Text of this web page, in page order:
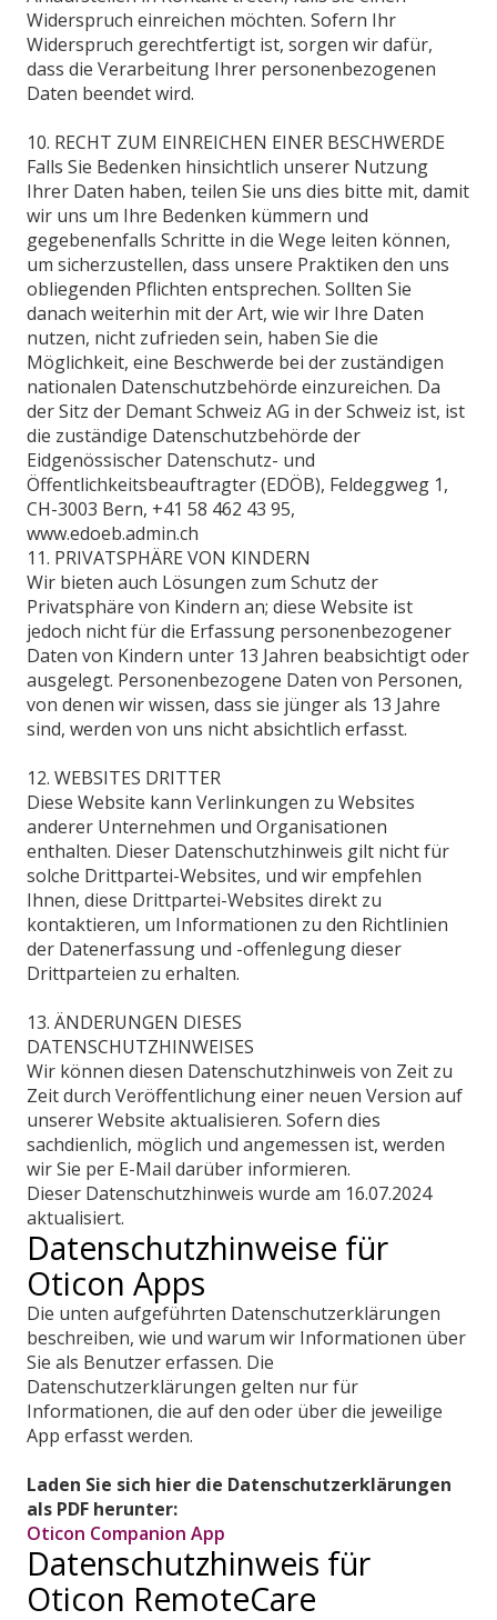
Widerspruch einreichen möchten. Sofern Ihr
Widerspruch gerechtfertigt ist, sorgen wir dafür,
dass die Verarbeitung Ihrer personenbezogenen
Daten beendet wird.
10. RECHT ZUM EINREICHEN EINER BESCHWERDE
Falls Sie Bedenken hinsichtlich unserer Nutzung
Ihrer Daten haben, teilen Sie uns dies bitte mit, damit
wir uns um Ihre Bedenken kümmern und
gegebenenfalls Schritte in die Wege leiten können,
um sicherzustellen, dass unsere Praktiken den uns
obliegenden Pflichten entsprechen. Sollten Sie
danach weiterhin mit der Art, wie wir Ihre Daten
nutzen, nicht zufrieden sein, haben Sie die
Möglichkeit, eine Beschwerde bei der zuständigen
nationalen Datenschutzbehörde einzureichen. Da
der Sitz der Demant Schweiz AG in der Schweiz ist, ist
die zuständige Datenschutzbehörde der
Eidgenössischer Datenschutz- und
Öffentlichkeitsbeauftragter (EDÖB), Feldeggweg 1,
CH-3003 Bern, +41 58 462 43 95,
www.edoeb.admin.ch
11. PRIVATSPHÄRE VON KINDERN
Wir bieten auch Lösungen zum Schutz der
Privatsphäre von Kindern an; diese Website ist
jedoch nicht für die Erfassung personenbezogener
Daten von Kindern unter 13 Jahren beabsichtigt oder
ausgelegt. Personenbezogene Daten von Personen,
von denen wir wissen, dass sie jünger als 13 Jahre
sind, werden von uns nicht absichtlich erfasst.
12. WEBSITES DRITTER
Diese Website kann Verlinkungen zu Websites
anderer Unternehmen und Organisationen
enthalten. Dieser Datenschutzhinweis gilt nicht für
solche Drittpartei-Websites, und wir empfehlen
Ihnen, diese Drittpartei-Websites direkt zu
kontaktieren, um Informationen zu den Richtlinien
der Datenerfassung und -offenlegung dieser
Drittparteien zu erhalten.
13. ÄNDERUNGEN DIESES
DATENSCHUTZHINWEISES
Wir können diesen Datenschutzhinweis von Zeit zu
Zeit durch Veröffentlichung einer neuen Version auf
unserer Website aktualisieren. Sofern dies
sachdienlich, möglich und angemessen ist, werden
wir Sie per E-Mail darüber informieren.
Dieser Datenschutzhinweis wurde am 16.07.2024
aktualisiert.
Datenschutzhinweise für
Oticon Apps
Die unten aufgeführten Datenschutzerklärungen
beschreiben, wie und warum wir Informationen über
Sie als Benutzer erfassen. Die
Datenschutzerklärungen gelten nur für
Informationen, die auf den oder über die jeweilige
App erfasst werden.
Laden Sie sich hier die Datenschutzerklärungen
als PDF herunter:
Oticon Companion App
Datenschutzhinweis für
Oticon RemoteCare